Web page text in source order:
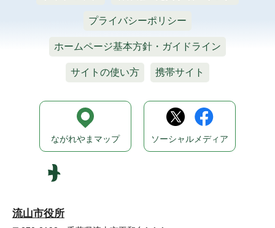
プライバシーポリシー
ホームページ基本方針・ガイドライン
サイトの使い方 携帯サイト
流山市役所
ながれやまマップ ソーシャルメディア